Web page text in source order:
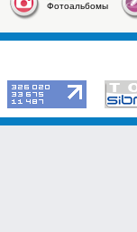
Фотоальбомы